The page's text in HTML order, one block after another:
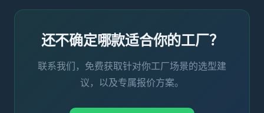
还不确定哪款适合你的工厂？
联系我们，免费获取针对你工厂场景的选型建
议，以及专属报价方案。